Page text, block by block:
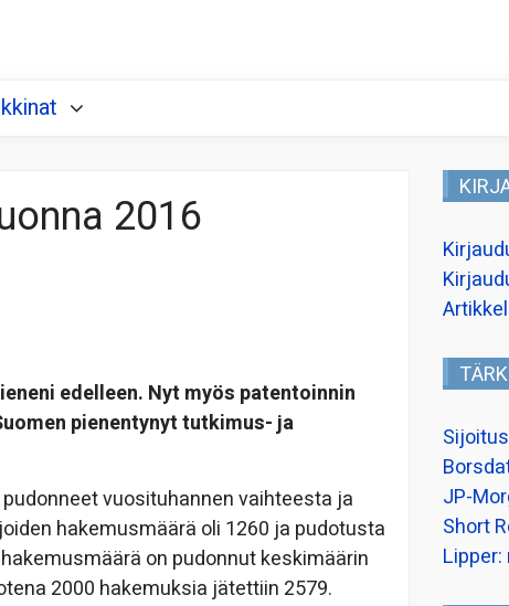
2016
edelleen. Nyt myös patentoinnin
pienentynyt tutkimus- ja
vuosituhannen vaihteesta ja
hakemusmäärä oli 1260 ja pudotusta
on pudonnut keskimäärin
2000 hakemuksia jätettiin 2579.
JP-
Short